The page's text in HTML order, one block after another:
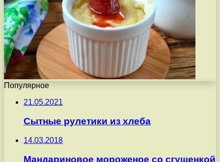
Популярное
21.05.2021
Сытные рулетики из хлеба
14.03.2018
Мандариновое мороженое со сгущенкой